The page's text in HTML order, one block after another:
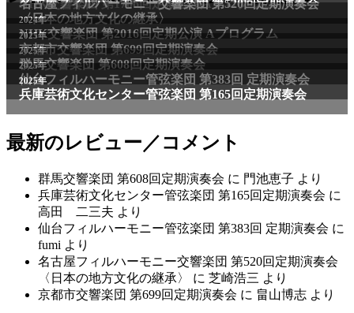
NHK交響楽団 第1706回定期公演Aプログラム
名古屋フィルハーモニー交響楽団 第520回定期演奏会
〈日本の地方文化の継承〉
2024年
NHK交響楽団 第2016回定期公演 Aプログラム
2025年
京都市交響楽団 第699回定期演奏会
2025年
群馬交響楽団 第608回定期演奏会
2025年
仙台フィルハーモニー管弦楽団 第383回 定期演奏会
2025年
兵庫芸術文化センター管弦楽団 第165回定期演奏会
最新のレビュー／コメント
群馬交響楽団 第608回定期演奏会 に 門池恵子 より
兵庫芸術文化センター管弦楽団 第165回定期演奏会 に
高田 二三夫 より
仙台フィルハーモニー管弦楽団 第383回 定期演奏会 に
fumi より
名古屋フィルハーモニー交響楽団 第520回定期演奏会
〈日本の地方文化の継承〉
に 芝崎浩三 より
京都市交響楽団 第699回定期演奏会 に 畠山博志 より